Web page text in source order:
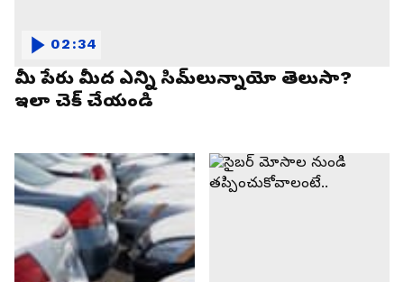
మీ పేరు మీద ఎన్ని సిమ్‌లున్నాయో తెలుసా?
ఇలా చెక్ చేయండి
02:34